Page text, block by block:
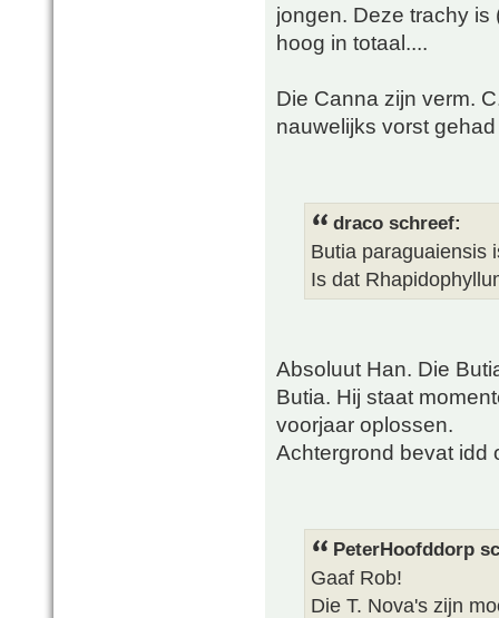
jongen. Deze trachy
hoog in totaal....
Die Canna zijn verm.
nauwelijks vorst
draco schreef:
Butia paraguaiensis
Is dat
Absoluut Han. Die
Butia. Hij staat
voorjaar oplossen.
Achtergrond bevat idd
PeterHoofddorp
Gaaf Rob!
Die T. Nova's zijn